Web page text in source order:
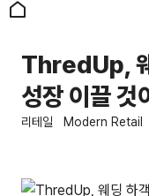
ThredUp,
성장 이끌 것
리테일 Modern Retail